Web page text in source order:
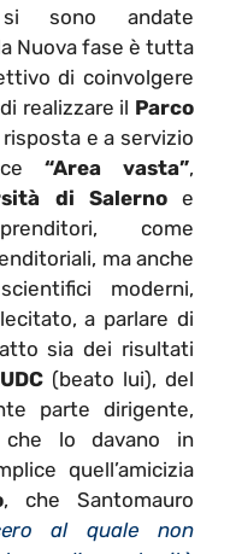
sono andate
Nuova fase è tutta
di coinvolgere
realizzare il Parco
risposta e a servizio
“Area vasta”,
di Salernoe
come
ma anche
moderni,
a parlare di
sia dei risultati
UDC (beato lui), del
parte dirigente,
lo davano in
quell’amicizia
, che Santomauro
al quale non